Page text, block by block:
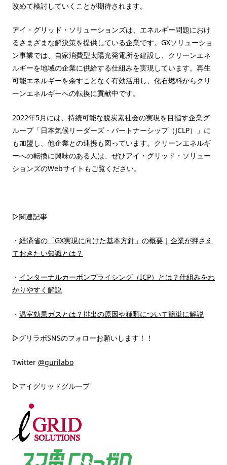
改めて検討していくことが期待されます。
アイ・グリッド・ソリューションズは、エネルギー問題におけ
るさまざまな解決策を提供している企業です。GXソリューショ
ン事業では、自家消費型太陽光発電所を建設し、クリーンエネ
ルギーを地域の企業に供給する仕組みを実現しています。再生
可能エネルギーを余すことなく有効活用し、化石燃料からクリ
ーンエネルギーへの転換に貢献中です。
2022年5月には、持続可能な脱炭素社会の実現を目指す企業グ
ループ「日本気候リーダーズ・パートナーシップ（JCLP）」に
も加盟し、他企業との連携も図っています。クリーンエネルギ
ーへの転換に興味のある人は、ぜひアイ・グリッド・ソリュー
ションズのWebサイトもご覧ください。
▷関連記事
・ 経済省の「GX実現に向けた基本方針」の概要｜企業が押さえ
ておきたい知識とは？
・ インターナルカーボンプライシング（ICP）とは？仕組みをわ
かりやすく解説
・ 温室効果ガスとは？排出の原因や種類について簡単に解説
▷グリラボSNSのフォローお願いします！！
Twitter @gurilabo
▷アイグリッドグループ